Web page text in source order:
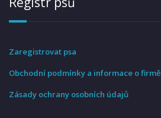
Zaregistrovat psa
Obchodní podmínky a informace o firmě
Zásady ochrany osobních údajů